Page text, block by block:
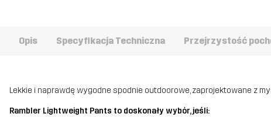
Opis Specyfikacja Techniczna Przejrzystość
Lekkie i naprawdę wygodne spodnie outdoorowe, zaprojektowane z
Rambler Lightweight Pants to doskonały wybór, jeśli: